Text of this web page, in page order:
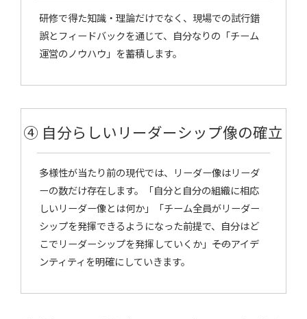
研修で得た知識・理論だけでなく、現場での試行錯
誤とフィードバックを通じて、自分なりの「チーム
運営のノウハウ」を蓄積します。
④ 自分らしいリーダーシップ像の確立
多様性が当たり前の現代では、リーダー像はリーダ
ーの数だけ存在します。「自分と自分の組織に相応
しいリーダー像とは何か」「チーム全員がリーダー
シップを発揮できるようになった前提で、自分はど
こでリーダーシップを発揮していくか」――そのアイデ
ンティティを明確にしていきます。